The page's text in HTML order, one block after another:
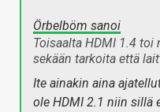
Örbelböm sanoi
Toisaalta HDMI 1.4 toi
sekään tarkoita että
Ite ainakin aina
ole HDMI 2.1 niin sillä